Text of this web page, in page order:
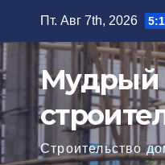
содержимому
Пт. Авг 7th, 2026
Мудрый
Строительство